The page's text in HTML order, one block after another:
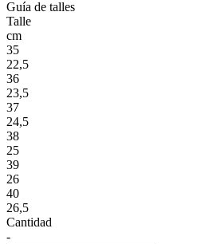
Guía de talles
Talle
cm
35
22,5
36
23,5
37
24,5
38
25
39
26
40
26,5
Cantidad
-